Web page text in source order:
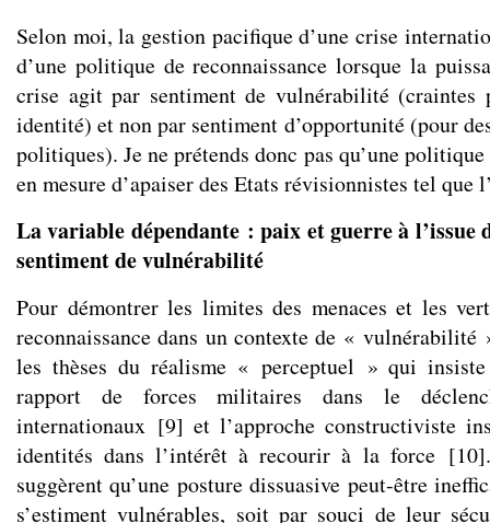
Selon moi, la gestion pacifique d’une crise
d’une politique de reconnaissance lorsque la
crise agit par sentiment de vulnérabilité (craintes
identité) et non par sentiment d’opportunité (pour
politiques). Je ne prétends donc pas qu’une
en mesure d’apaiser des Etats révisionnistes tel que
La variable dépendante : paix et guerre à l’issue
sentiment de vulnérabilité
Pour démontrer les limites des menaces et les
reconnaissance dans un contexte de «
les thèses du réalisme « perceptuel » qui
rapport de forces militaires dans le
internationaux [9] et l’approche constructiviste
identités dans l’intérêt à recourir à la force[10]
suggèrent qu’une posture dissuasive peut-être
s’estiment vulnérables, soit par souci de leur